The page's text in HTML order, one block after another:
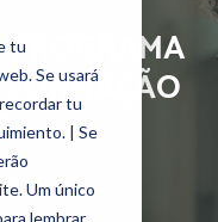
tu
Se usará
tu
| Se
Um único
lembrar